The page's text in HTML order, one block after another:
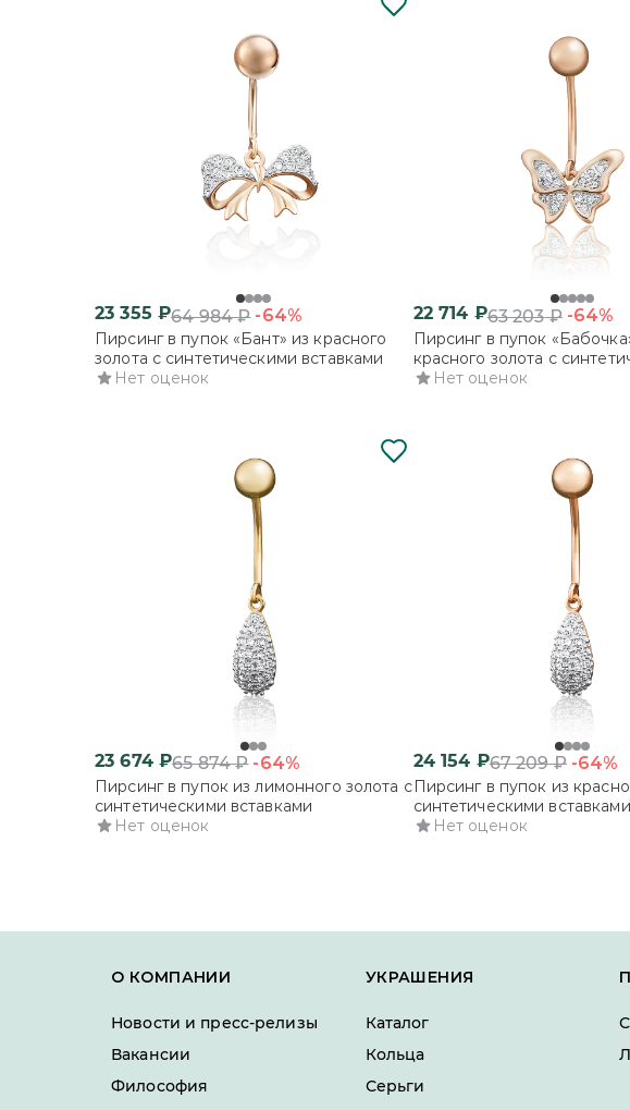
23 355 ₽64 984₽ -64%
Пирсинг в пупок «Бант» из красного
золота с синтетическими вставками
Нет оценок
22 714 ₽63 203₽ -64%
Пирсинг в пупок
красного золота с
вставками
Нет оценок
23 674₽65 874₽ -64%
Пирсинг в пупок из лимонного золота с
синтетическими вставками
Нет оценок
24 154 ₽67 209₽ -64%
Пирсинг в пупок из
синтетическими вставками
Нет оценок
О КОМПАНИИ
Новости и пресс-релизы
Вакансии
Философия
УКРАШЕНИЯ
Каталог
Кольца
Серьги